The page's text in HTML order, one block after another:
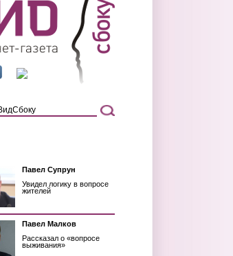
Павел Супрун
Увидел логику в вопросе
жителей
Павел Малков
Рассказал о «вопросе
выживания»